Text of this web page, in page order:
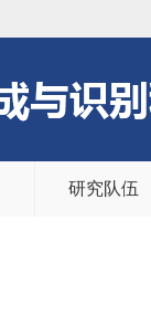
研究队伍